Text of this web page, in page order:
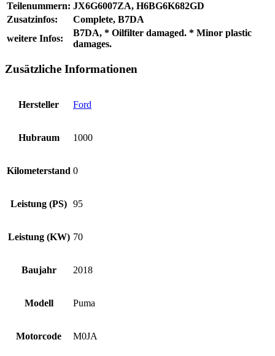
Teilenummern: JX6G6007ZA, H6BG6K682GD
Zusatzinfos:
Complete, B7DA
weitere Infos:
B7DA, * Oilfilter damaged. * Minor plastic
damages.
Zusätzliche Informationen
Hersteller Ford
Hubraum 1000
Kilometerstand 0
Leistung (PS) 95
Leistung (KW) 70
Baujahr 2018
Modell Puma
Motorcode M0JA